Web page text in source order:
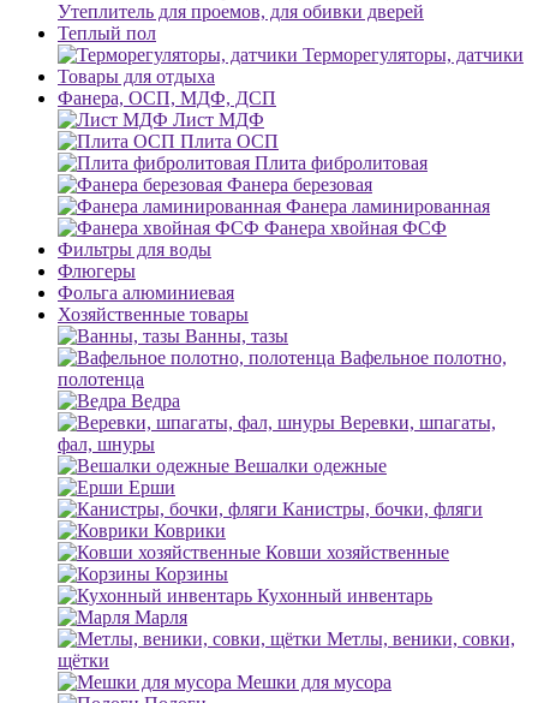
Утеплитель для проемов, для обивки дверей
Теплый пол
Терморегуляторы, датчики
Товары для отдыха
Фанера, ОСП, МДФ, ДСП
Лист МДФ
Плита ОСП
Плита фибролитовая
Фанера березовая
Фанера ламинированная
Фанера хвойная ФСФ
Фильтры для воды
Флюгеры
Фольга алюминиевая
Хозяйственные товары
Ванны, тазы
Вафельное полотно,
полотенца
Ведра
Веревки, шпагаты,
фал, шнуры
Вешалки одежные
Ерши
Канистры, бочки, фляги
Коврики
Ковши хозяйственные
Корзины
Кухонный инвентарь
Марля
Метлы, веники, совки,
щётки
Мешки для мусора